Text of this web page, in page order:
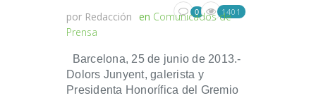
por Redacción en Comunicados de
Prensa
0 1401
Barcelona, 25 de junio de 2013.-
Dolors Junyent, galerista y
Presidenta Honorífica del Gremio